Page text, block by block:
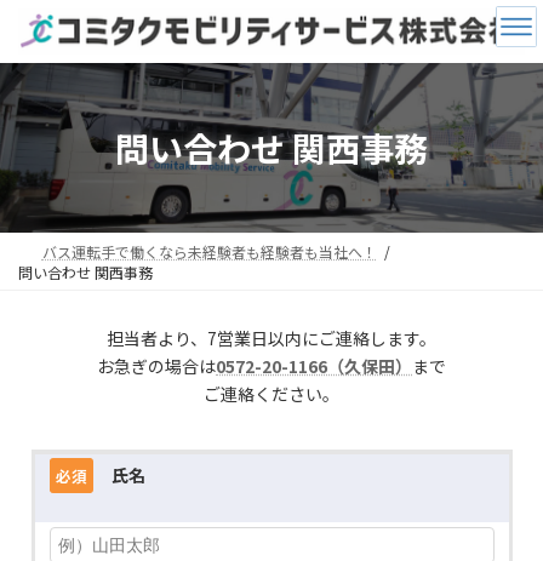
テ
ン
ツ
へ
ス
ッ
プ
ゲ
ー
シ
ョ
ン
移
動
問い合わせ 関西事務
バス運転手で働くなら未経験者も経験者も当社へ！
問い合わせ 関西事務
担当者より、7営業日以内にご連絡します。
お急ぎの場合は0572-20-1166（久保田） まで
ご連絡ください。
必須 氏名